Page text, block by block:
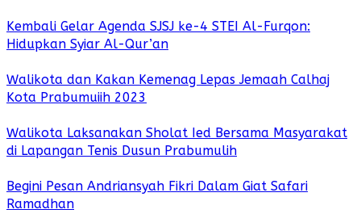
Kembali Gelar Agenda SJSJ ke-4 STEI Al-Furqon:
Hidupkan Syiar Al-Qur’an
Walikota dan Kakan Kemenag Lepas Jemaah Calhaj
Kota Prabumuiih 2023
Walikota Laksanakan Sholat Ied Bersama Masyarakat
di Lapangan Tenis Dusun Prabumulih
Begini Pesan Andriansyah Fikri Dalam Giat Safari
Ramadhan